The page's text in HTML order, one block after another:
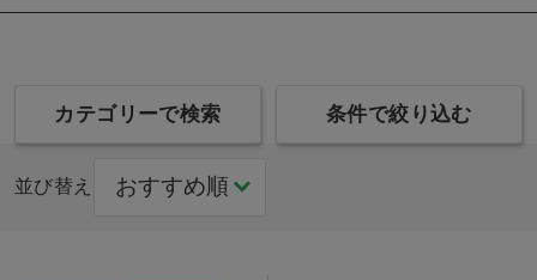
カテゴリーで検索 条件で絞り込む
並び替え